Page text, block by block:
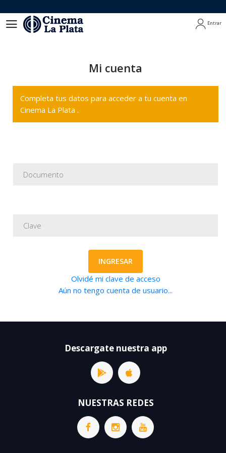
Entrar
Mi cuenta
Completa tus datos para acceder a tu cuenta en
Cinema La Plata .
INGRESAR
Olvidé mi clave de acceso
Aún no tengo cuenta de usuario...
Descargate nuestra app
NUESTRAS REDES